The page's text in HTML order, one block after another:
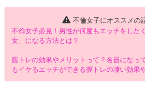
不倫女子にオススメの
不倫女子必見！男性が何度もエッチをした
女」になる方法とは？
膣トレの効果やメリットって？名器になっ
もイケるエッチができる膣トレの凄い効果